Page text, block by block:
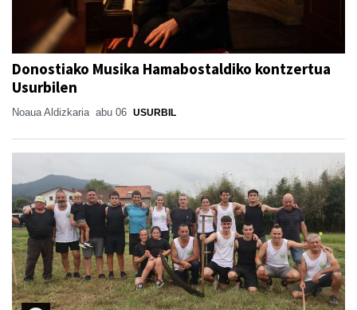
Donostiako Musika Hamabostaldiko kontzertua
Usurbilen
Noaua Aldizkaria abu 06 USURBIL